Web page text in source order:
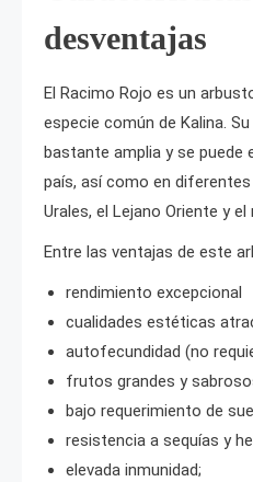
desventajas
El Racimo Rojo es un
especie común de Kalina.
bastante amplia y se puede
país, así como en
Urales, el Lejano Oriente y
Entre las ventajas de este
rendimiento excepcional
cualidades estéticas
autofecundidad (no
frutos grandes y
bajo requerimiento de
resistencia a sequías y
elevada inmunidad;